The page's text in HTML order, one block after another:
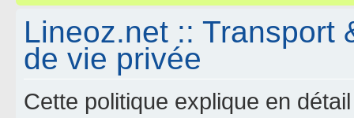
Lineoz.net :: Transport
de vie privée
Cette politique explique en